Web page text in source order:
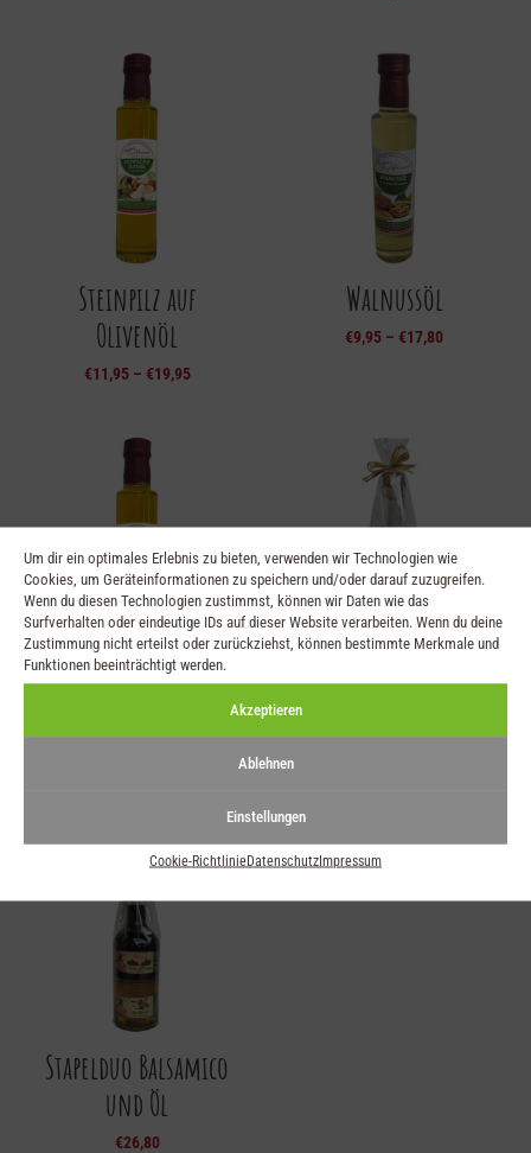
Um dir ein optimales Erlebnis zu bieten, verwenden wir Technologien wie
Cookies, um Geräteinformationen zu speichern und/oder darauf zuzugreifen.
Wenn du diesen Technologien zustimmst, können wir Daten wie das
Surfverhalten oder eindeutige IDs auf dieser Website verarbeiten. Wenn du deine
Zustimmung nicht erteilst oder zurückziehst, können bestimmte Merkmale und
Funktionen beeinträchtigt werden.
Akzeptieren
Ablehnen
Einstellungen
Cookie-RichtlinieDatenschutzImpressum
Steinpilz auf
Olivenöl
€11,95– €19,95
Walnussöl
€9,95 – €17,80
Zitrone auf Olivenöl
Stapelduo Gewürz und
Stapelduo Balsamico
und Öl
€26,80